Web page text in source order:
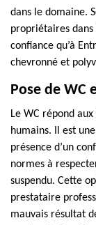
dans le domaine.
propriétaires
confiance qu’à
chevronné et
Pose de WC
Le WC répond
humains. Il est
présence d’un
normes à
suspendu. Cette
prestataire
mauvais résultat